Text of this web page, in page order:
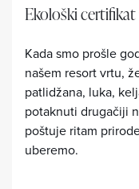
Ekološki certifikat
Kada smo prošle
našem resort vrtu,
patlidžana, luka,
potaknuti drugačiji
poštuje ritam
uberemo.